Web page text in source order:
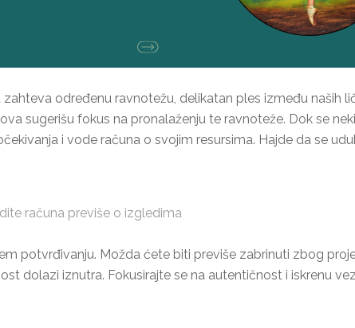
određenu ravnotežu, delikatan ples između naših
sugerišu fokus na pronalaženju te ravnoteže. Dok se
i vode računa o svojim resursima. Hajde da se
računa previše o izgledima
potvrđivanju. Možda ćete biti previše zabrinuti zbog
dolazi iznutra. Fokusirajte se na autentičnost i iskrenu